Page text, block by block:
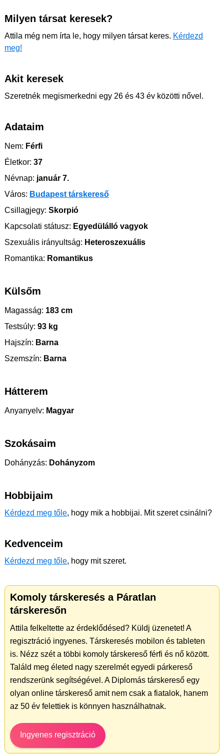
Milyen társat keresek?
Attila még nem írta le, hogy milyen társat keres. Kérdezd
meg!
Akit keresek
Szeretnék megismerkedni egy 26 és 43 év közötti nővel.
Adataim
Nem: Férfi
Életkor: 37
Névnap: január 7.
Város: Budapest társkereső
Csillagjegy: Skorpió
Kapcsolati státusz: Egyedülálló vagyok
Szexuális irányultság: Heteroszexuális
Romantika: Romantikus
Külsőm
Magasság: 183 cm
Testsúly: 93 kg
Hajszín: Barna
Szemszín: Barna
Hátterem
Anyanyelv: Magyar
Szokásaim
Dohányzás: Dohányzom
Hobbijaim
Kérdezd meg tőle, hogy mik a hobbijai. Mit szeret csinálni?
Kedvenceim
Kérdezd meg tőle, hogy mit szeret.
Komoly társkeresés a Páratlan
társkeresőn
Attila felkeltette az érdeklődésed? Küldj üzenetet! A
regisztráció ingyenes. Társkeresés mobilon és tableten
is. Nézz szét a többi komoly társkereső férfi és nő között.
Találd meg életed nagy szerelmét egyedi párkereső
rendszerünk segítségével. A Diplomás társkereső egy
olyan online társkereső amit nem csak a fiatalok, hanem
az 50 év felettiek is könnyen használhatnak.
Ingyenes regisztráció